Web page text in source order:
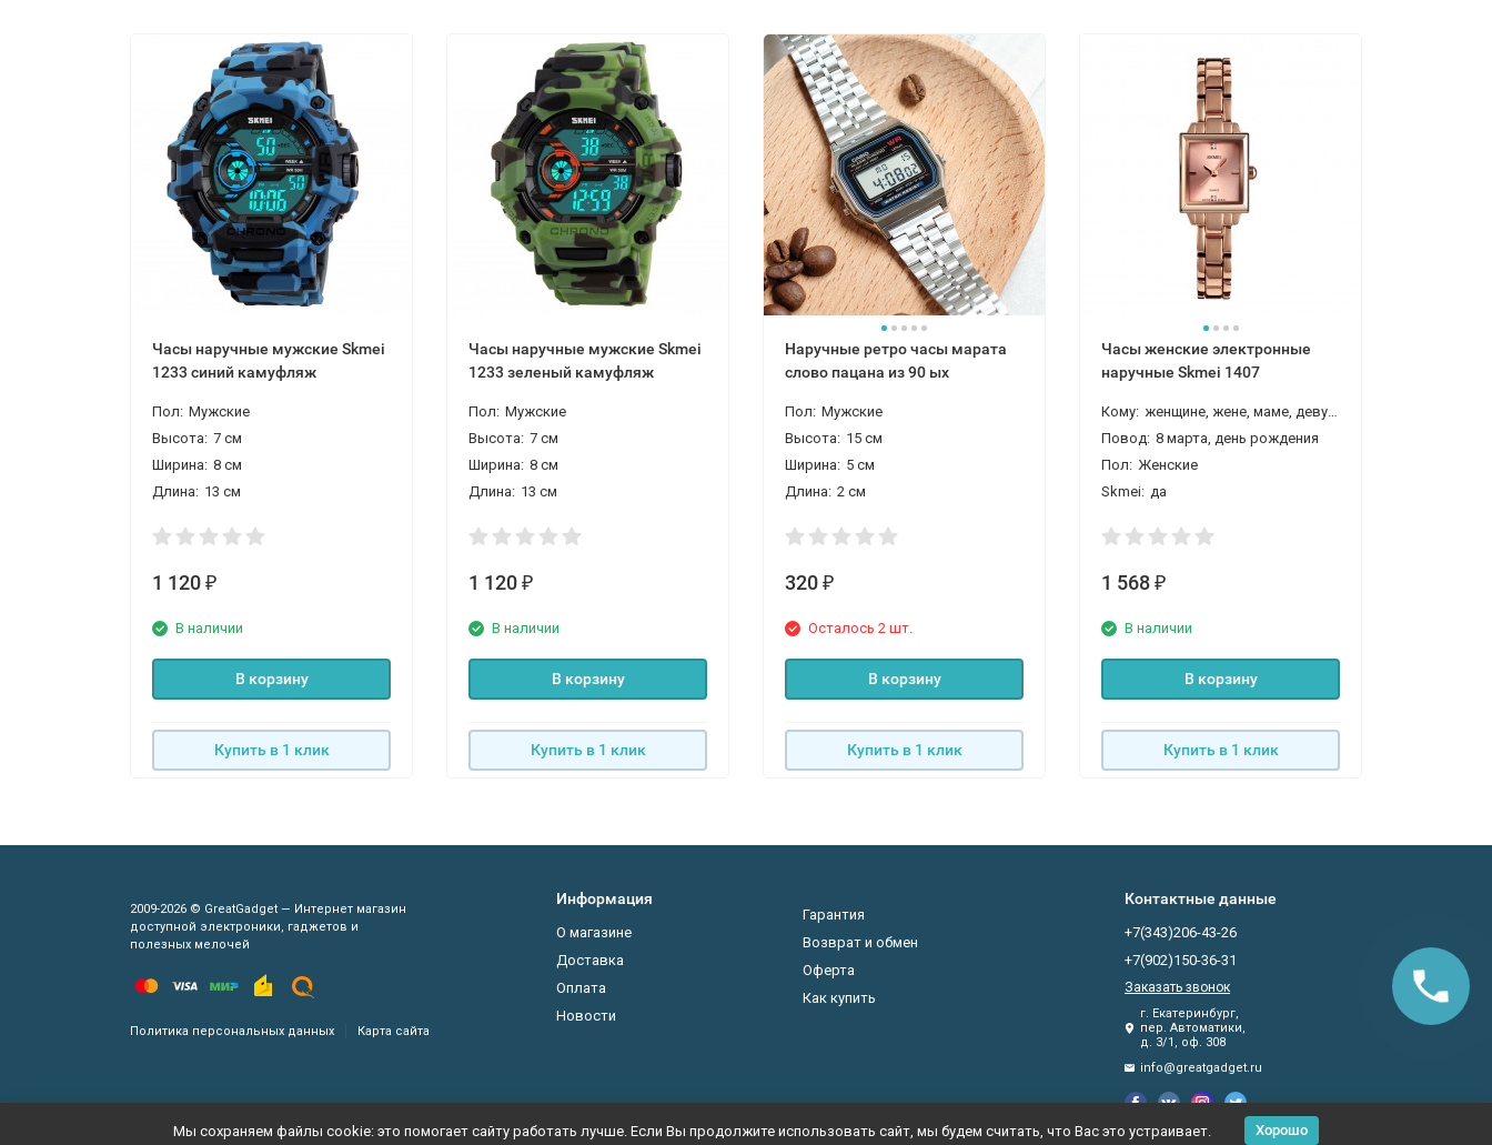
Часы наручные мужские Skmei
1233 синий камуфляж
Пол: Мужские
Высота: 7 см
Ширина: 8 см
Длина: 13 см
1 120 ₽
В наличии
В корзину
Купить в 1 клик
Часы наручные мужские Skmei
1233 зеленый камуфляж
Пол: Мужские
Высота: 7 см
Ширина: 8 см
Длина: 13 см
1 120 ₽
В наличии
В корзину
Купить в 1 клик
Наручные ретро часы марата
слово пацана из 90 ых
Пол: Мужские
Высота: 15 см
Ширина: 5 см
Длина: 2 см
320 ₽
Осталось 2 шт.
В корзину
Купить в 1 клик
Часы женские электронные
наручные Skmei 1407
Кому: женщине, жене, маме, девушке, любимой, бабушке
Повод: 8 марта, день рождения
Пол: Женские
Skmei: да
1 568 ₽
В наличии
В корзину
Купить в 1 клик
2009-2026 © GreatGadget — Интернет магазин
доступной электроники, гаджетов и
полезных мелочей
Политика персональных данных Карта сайта
Информация
О магазине
Доставка
Оплата
Новости
Гарантия
Возврат и обмен
Оферта
Как купить
Контактные данные
+7(343)206-43-26
+7(902)150-36-31
Заказать звонок
г. Екатеринбург,
пер. Автоматики,
д. 3/1, оф. 308
info@greatgadget.ru
Мы сохраняем файлы cookie: это помогает сайту работать лучше. Если Вы продолжите использовать сайт, мы будем считать, что Вас это устраивает. Хорошо